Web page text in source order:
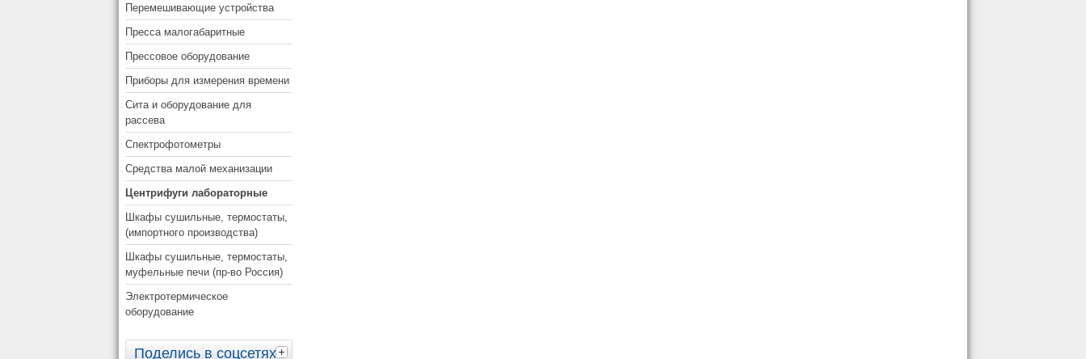
Перемешивающие устройства
Пресса малогабаритные
Прессовое оборудование
Приборы для измерения времени
Сита и оборудование для
рассева
Спектрофотометры
Средства малой механизации
Центрифуги лабораторные
Шкафы сушильные, термостаты,
(импортного производства)
Шкафы сушильные, термостаты,
муфельные печи (пр-во Россия)
Электротермическое
оборудование
Поделись в соцсетях